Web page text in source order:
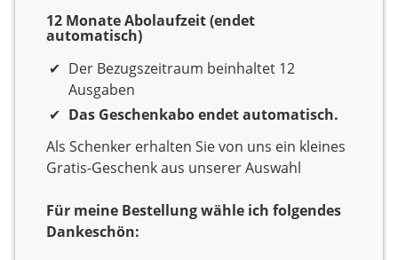
12 Monate Abolaufzeit (endet
automatisch)
Der Bezugszeitraum beinhaltet 12
Ausgaben
Das Geschenkabo endet automatisch.
Als Schenker erhalten Sie von uns ein kleines
Gratis-Geschenk aus unserer Auswahl
Für meine Bestellung wähle ich folgendes
Dankeschön: